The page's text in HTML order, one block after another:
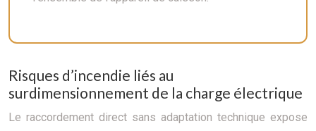
Risques d’incendie liés au
surdimensionnement de la charge électrique
Le raccordement direct sans adaptation technique expose